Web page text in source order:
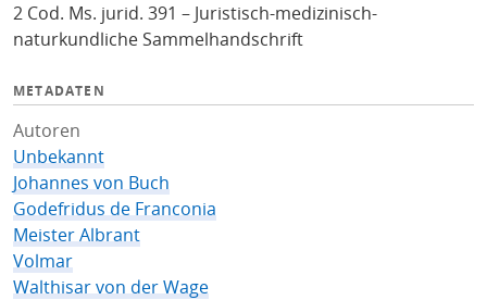
f
o
2 Cod. Ms. jurid. 391 – Juristisch-medizinisch-
naturkundliche Sammelhandschrift
METADATEN
Autoren
Unbekannt
Johannes von Buch
Godefridus de Franconia
Meister Albrant
Volmar
Walthisar von der Wage